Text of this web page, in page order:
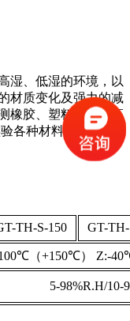
湿、低湿的环境，以
材质变化及强力的减
橡胶、塑料在高温高
各种材料耐热、耐
TH-S-150 GT-
（+150℃） Z:-
5-98%R.H/10-